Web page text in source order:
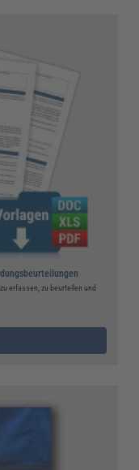
erfassen, zu beurteilen und